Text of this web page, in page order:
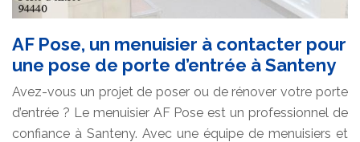
AF Pose, un menuisier à contacter pour
une pose de porte d’entrée à Santeny
Avez-vous un projet de poser ou de rénover votre porte
d’entrée ? Le menuisier AF Pose est un professionnel de
confiance à Santeny. Avec une équipe de menuisiers et